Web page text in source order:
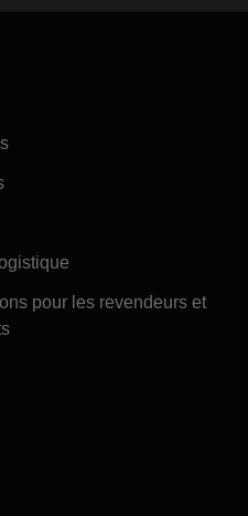
pour les revendeurs et